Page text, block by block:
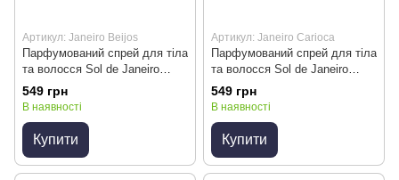
Артикул: Janeiro Beijos
Парфумований спрей для тіла
та волосся Sol de Janeiro
Beijos De Sol, 90 мл
549 грн
В наявності
Купити
Артикул: Janeiro Carioca
Парфумований спрей для тіла
та волосся Sol de Janeiro
Carioca Crush, 90 мл
549 грн
В наявності
Купити